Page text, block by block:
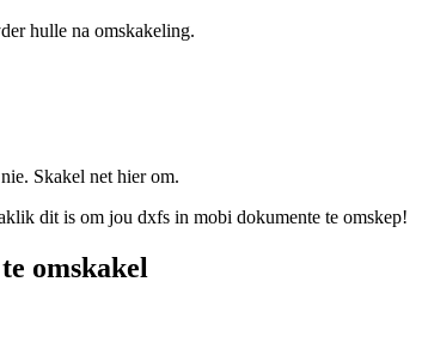
hulle na omskakeling.
Skakel net hier om.
dit is om jou dxfs in mobi dokumente te omskep!
omskakel